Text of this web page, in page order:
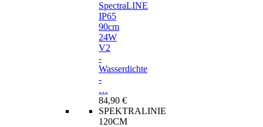
SpectraLINE
IP65
90cm
24W
V2
-
Wasserdichte
-
…
84,90 €
SPEKTRALINIE
120CM